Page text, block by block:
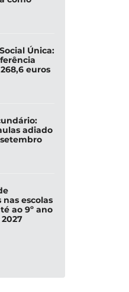
Única:
euros
adiado
escolas
ao 9º ano